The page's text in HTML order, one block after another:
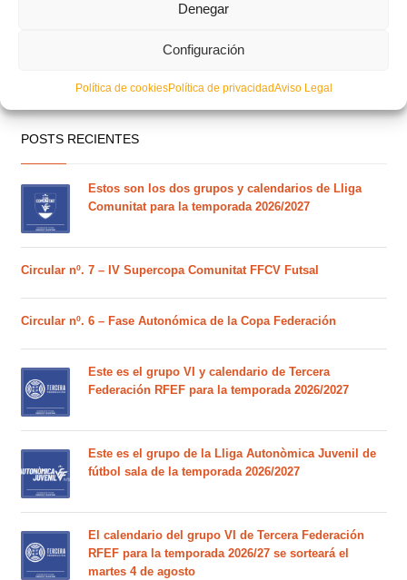
Denegar
Configuración
Política de cookiesPolítica de privacidadAviso Legal
POSTS RECIENTES
Estos son los dos grupos y calendarios de Lliga
Comunitat para la temporada 2026/2027
Circular nº. 7 – IV Supercopa Comunitat FFCV Futsal
Circular nº. 6 – Fase Autonómica de la Copa Federación
Este es el grupo VI y calendario de Tercera
Federación RFEF para la temporada 2026/2027
Este es el grupo de la Lliga Autonòmica Juvenil de
fútbol sala de la temporada 2026/2027
El calendario del grupo VI de Tercera Federación
RFEF para la temporada 2026/27 se sorteará el
martes 4 de agosto